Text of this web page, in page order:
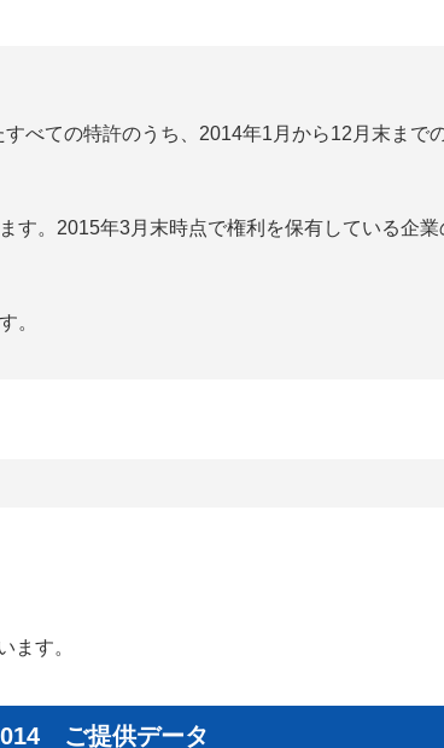
べての特許のうち、2014年1月から12月末まで
。2015年3月末時点で権利を保有している企業
。
ます。
ご提供データ